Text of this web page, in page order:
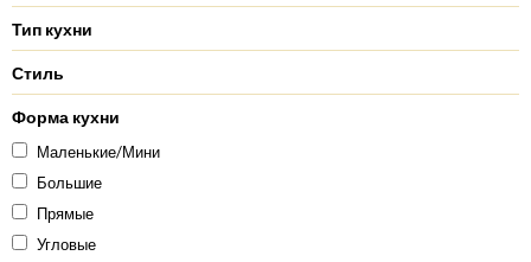
Тип кухни
Стиль
Форма кухни
Маленькие/Мини
Большие
Прямые
Угловые